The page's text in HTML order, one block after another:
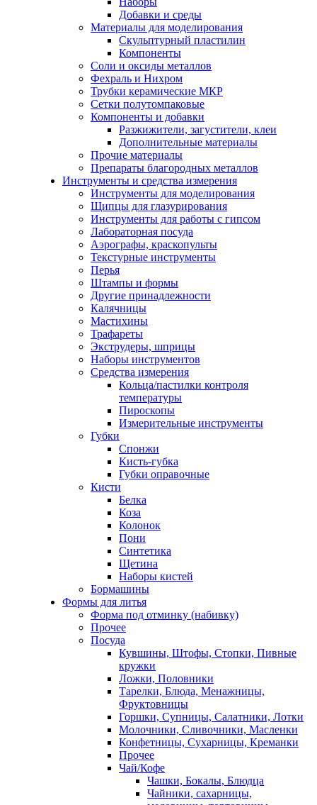
Добавки и среды
Материалы для моделирования
Скульптурный пластилин
Компоненты
Соли и оксиды металлов
Фехраль и Нихром
Трубки керамические МКР
Сетки полутомпаковые
Компоненты и добавки
Разжижители, загустители, клеи
Дополнительные материалы
Прочие материалы
Препараты благородных металлов
Инструменты и средства измерения
Инструменты для моделирования
Щипцы для глазурирования
Инструменты для работы с гипсом
Лабораторная посуда
Аэрографы, краскопульты
Текстурные инструменты
Перья
Штампы и формы
Другие принадлежности
Калячницы
Мастихины
Трафареты
Экструдеры, шприцы
Наборы инструментов
Средства измерения
Кольца/пастилки контроля
температуры
Пироскопы
Измерительные инструменты
Губки
Спонжи
Кисть-губка
Губки оправочные
Кисти
Белка
Коза
Колонок
Пони
Синтетика
Щетина
Наборы кистей
Бормашины
Формы для литья
Форма под отминку (набивку)
Прочее
Посуда
Кувшины, Штофы, Стопки, Пивные
кружки
Ложки, Половники
Тарелки, Блюда, Менажницы,
Фруктовницы
Горшки, Супницы, Салатники, Лотки
Молочники, Сливочники, Масленки
Конфетницы, Сухарницы, Креманки
Прочее
Чай/Кофе
Чашки, Бокалы, Блюдца
Чайники, сахарницы,